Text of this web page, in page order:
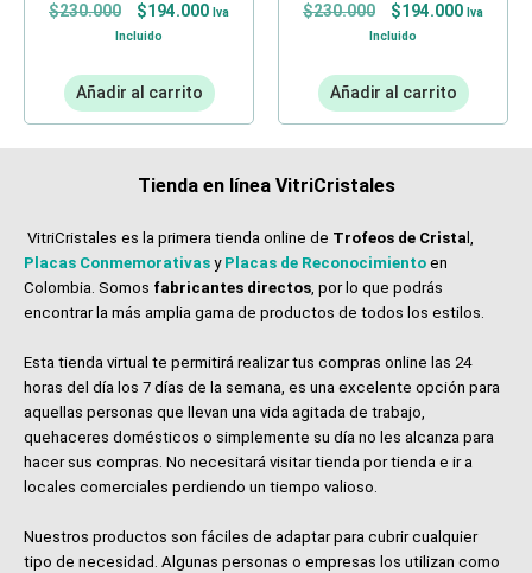
$230.000 $194.000 Iva
Incluido
Añadir al carrito
$230.000 $194.000 Iva
Incluido
Añadir al carrito
Tienda en línea VitriCristales
VitriCristales es la primera tienda online de Trofeos de Crista l,
Placas Conmemorativas y Placas de Reconocimiento en
Colombia. Somos fabricantes directos, por lo que podrás
encontrar la más amplia gama de productos de todos los estilos.
Esta tienda virtual te permitirá realizar tus compras online las 24
horas del día los 7 días de la semana, es una excelente opción para
aquellas personas que llevan una vida agitada de trabajo,
quehaceres domésticos o simplemente su día no les alcanza para
hacer sus compras. No necesitará visitar tienda por tienda e ir a
locales comerciales perdiendo un tiempo valioso.
Nuestros productos son fáciles de adaptar para cubrir cualquier
tipo de necesidad. Algunas personas o empresas los utilizan como